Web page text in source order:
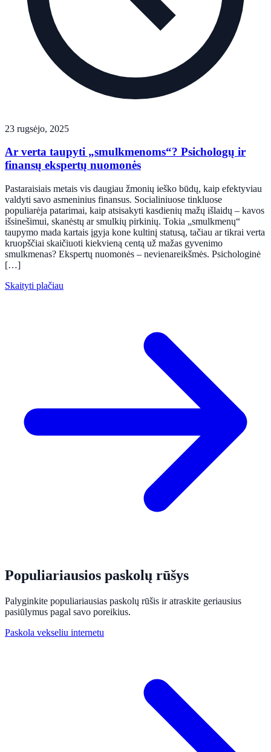
23 rugsėjo, 2025
Ar verta taupyti „smulkmenoms“? Psichologų ir
finansų ekspertų nuomonės
Pastaraisiais metais vis daugiau žmonių ieško būdų, kaip efektyviau
valdyti savo asmeninius finansus. Socialiniuose tinkluose
populiarėja patarimai, kaip atsisakyti kasdienių mažų išlaidų – kavos
išsinešimui, skanėstų ar smulkių pirkinių. Tokia „smulkmenų“
taupymo mada kartais įgyja kone kultinį statusą, tačiau ar tikrai verta
kruopščiai skaičiuoti kiekvieną centą už mažas gyvenimo
smulkmenas? Ekspertų nuomonės – nevienareikšmės. Psichologinė
[…]
Skaityti plačiau
Populiariausios paskolų rūšys
Palyginkite populiariausias paskolų rūšis ir atraskite geriausius
pasiūlymus pagal savo poreikius.
Paskola vekseliu internetu